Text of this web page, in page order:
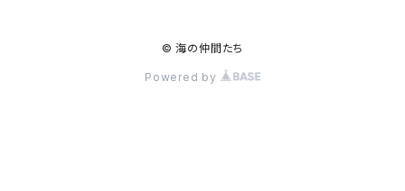
© 海の仲間たち
Powered by